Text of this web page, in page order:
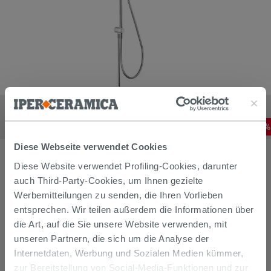
Diese Webseite verwendet Cookies
Diese Website verwendet Profiling-Cookies, darunter
auch Third-Party-Cookies, um Ihnen gezielte
Werbemitteilungen zu senden, die Ihren Vorlieben
entsprechen. Wir teilen außerdem die Informationen über
die Art, auf die Sie unsere Website verwenden, mit
unseren Partnern, die sich um die Analyse der
Internetdaten, Werbung und Sozialen Medien kümmer,
zur Bereitstellung von Social-Media-Funktionen und zur
Duschsystem MY Select 220 Hansgrohe Mit Umschaltventil U.
Kopfbrause Rund Chrom
344,34€ ,00%